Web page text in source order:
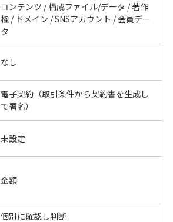
コンテンツ / 構成ファイル/データ / 著作
権 / ドメイン / SNSアカウント / 会員デー
タ
なし
電子契約（取引条件から契約書を生成し
て署名）
未設定
金額
個別に確認し判断